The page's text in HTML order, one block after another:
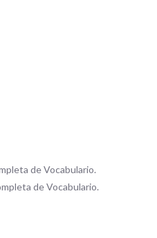
de Vocabulario.
de Vocabulario.